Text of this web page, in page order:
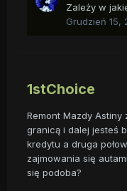
Zależy w
Grudzień 15,
1stChoice
Remont Mazdy
granicą i dalej jesteś
kredytu a druga
zajmowania się
się podoba?